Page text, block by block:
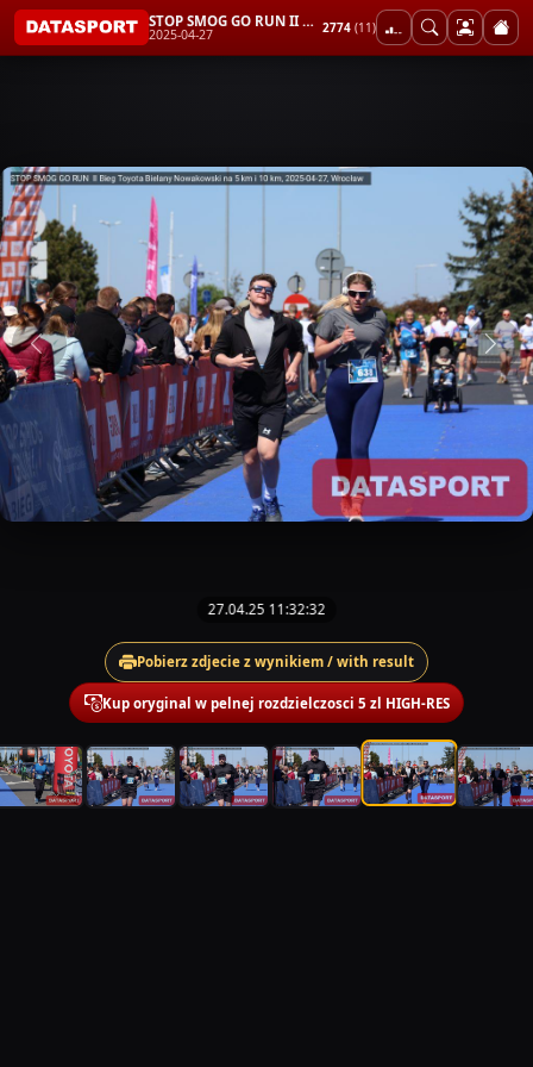
STOP SMOG GO RUN II Bieg Toyota Bielany Nowakowski na 5 km i 10 km
2025-04-27 2774 (11)
27.04.25 11:32:32
Pobierz zdjecie z wynikiem / with result
Kup oryginal w pelnej rozdzielczosci 5 zl HIGH-RES